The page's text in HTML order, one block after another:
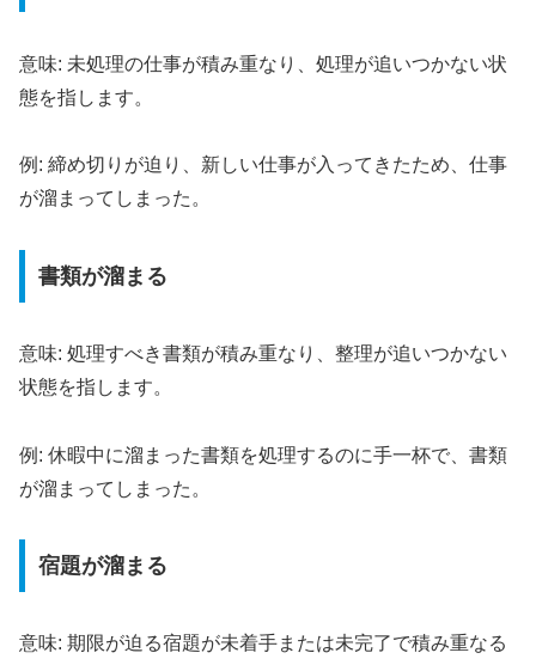
意味: 未処理の仕事が積み重なり、処理が追いつかない状
態を指します。
例: 締め切りが迫り、新しい仕事が入ってきたため、仕事
が溜まってしまった。
書類が溜まる
意味: 処理すべき書類が積み重なり、整理が追いつかない
状態を指します。
例: 休暇中に溜まった書類を処理するのに手一杯で、書類
が溜まってしまった。
宿題が溜まる
意味: 期限が迫る宿題が未着手または未完了で積み重なる